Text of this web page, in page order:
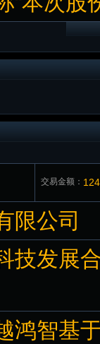
交易金额：
限公司
技发展
鸿智基